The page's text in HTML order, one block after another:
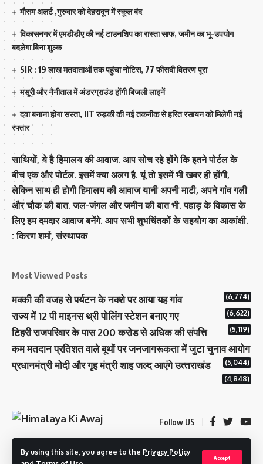
By using this site, you agree to the Privacy Policy
Accept
मौसम अलर्ट ,गुरुवार को देहरादून में स्कूल बंद
विकासनगर में एमडीडीए की नई टाउनशिप का रास्ता साफ, जमीन का भू-उपयोग
बदलेगा बिना शुल्क
SIR : 19 लाख मतदाताओं तक पहुंचा नोटिस, 77 फीसदी वितरण पूरा
मसूरी और नैनीताल में अंडरग्राउंड होंगी बिजली लाइनें
दवा बनाना होगा सस्ता, IIT रुड़की की नई तकनीक से हरित रसायन को मिलेगी नई
रफ्तार
साथियों, ये है हिमालय की आवाज. आप सोच रहे होंगे कि इतने पोर्टल के
बीच एक और पोर्टल. इसमें क्या अलग है. यूं तो इसमें भी खबर ही होंगी,
लेकिन साथ ही होगी हिमालय की आवाज यानी अपनी माटी, अपने गांव गली
और चौक की बात. जल-जंगल और जमीन की बात भी. पहाड़ के विकास के
लिए हम दमदार आवाज बनेंगे. आप सभी शुभचिंतकों के सहयोग का आकांक्षी.
: किरण शर्मा, संस्‍थापक
Most Viewed Posts
मक्‍की की वजह से पर्यटन के नक्‍शे पर आया यह गांव (6,774)
राज्य में 12 पी माइनस थ्री पोलिंग स्टेशन बनाए गए (6,622)
टिहरी राजपरिवार के पास 200 करोड से अधिक की संपत्ति (5,119)
कम मतदान प्रतिशत वाले बूथों पर जनजागरूकता में जुटा चुनाव आयोग
(5,044)
प्रधानमंत्री माेदी और गृह मंत्री शाह जल्‍द आएंगे उत्‍तराखंड
(4,848)
Follow US
© 2023 Himalaya Ki Awaj. All Rights Reserved. | Designed By:Tech